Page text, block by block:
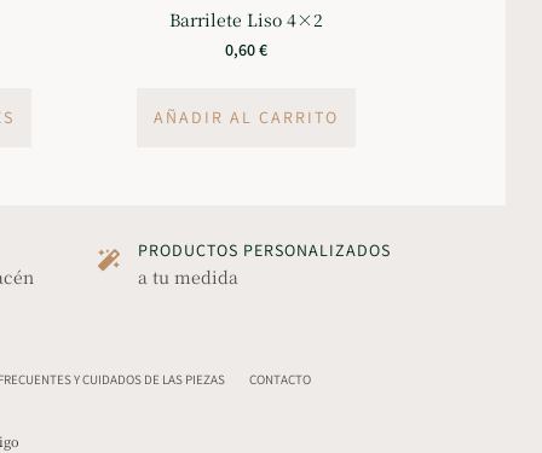
Barrilete Liso 4×2
0,60€
AÑADIR AL CARRITO
PRODUCTOS PERSONALIZADOS
a tu medida
Y CUIDADOS DE LAS PIEZAS CONTACTO